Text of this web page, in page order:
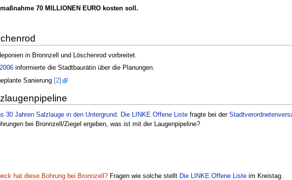
70 MILLIONEN EURO kosten soll.
in Bronnzell und Löschenrod vorbreitet.
informierte die Stadtbaurätin über die Planungen.
Sanierung [2]
30 Jahren Salzlauge in den Untergrund. Die LINKE.Offene Listefragte bei der
bei Bronnzell/Ziegel ergeben, was ist mit der Laugenpipeline?
hat diese Bohrung bei Bronnzell?Fragen wie solche stellt Die LINKE.Offene Listeim Kreistag.